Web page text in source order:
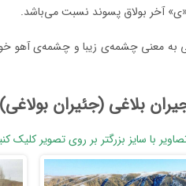
آخر بولاق پسوند نسبت می‌باشد.
به معنی چشمه‌ی زیبا و چشمه‌ی آهو
بلاغی (جئیران بولاغی)
با سایز بزرگتر بر روی تصویر کلیک